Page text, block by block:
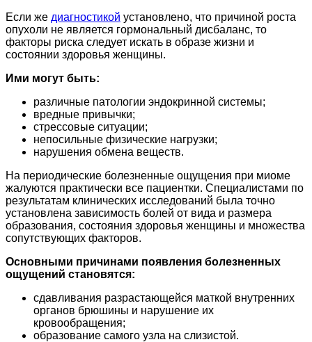
Если же диагностикой установлено, что причиной роста
опухоли не является гормональный дисбаланс, то
факторы риска следует искать в образе жизни и
состоянии здоровья женщины.
Ими могут быть:
различные патологии эндокринной системы;
вредные привычки;
стрессовые ситуации;
непосильные физические нагрузки;
нарушения обмена веществ.
На периодические болезненные ощущения при миоме
жалуются практически все пациентки. Специалистами по
результатам клинических исследований была точно
установлена зависимость болей от вида и размера
образования, состояния здоровья женщины и множества
сопутствующих факторов.
Основными причинами появления болезненных
ощущений становятся:
сдавливания разрастающейся маткой внутренних
органов брюшины и нарушение их
кровообращения;
образование самого узла на слизистой.